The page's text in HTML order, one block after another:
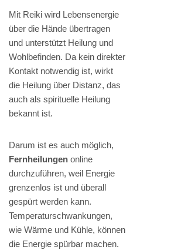
Mit Reiki wird Lebensenergie
über die Hände übertragen
und unterstützt Heilung und
Wohlbefinden. Da kein direkter
Kontakt notwendig ist, wirkt
die Heilung über Distanz, das
auch als spirituelle Heilung
bekannt ist.
Darum ist es auch möglich,
Fernheilungen online
durchzuführen, weil Energie
grenzenlos ist und überall
gespürt werden kann.
Temperaturschwankungen,
wie Wärme und Kühle, können
die Energie spürbar machen.